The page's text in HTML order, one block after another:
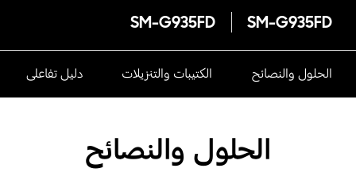
SM-G935FD
SM-G935FD
الحلول والنصائح الكتيبات والتنزيلات دليل تفاعلى
الحلول والنصائح